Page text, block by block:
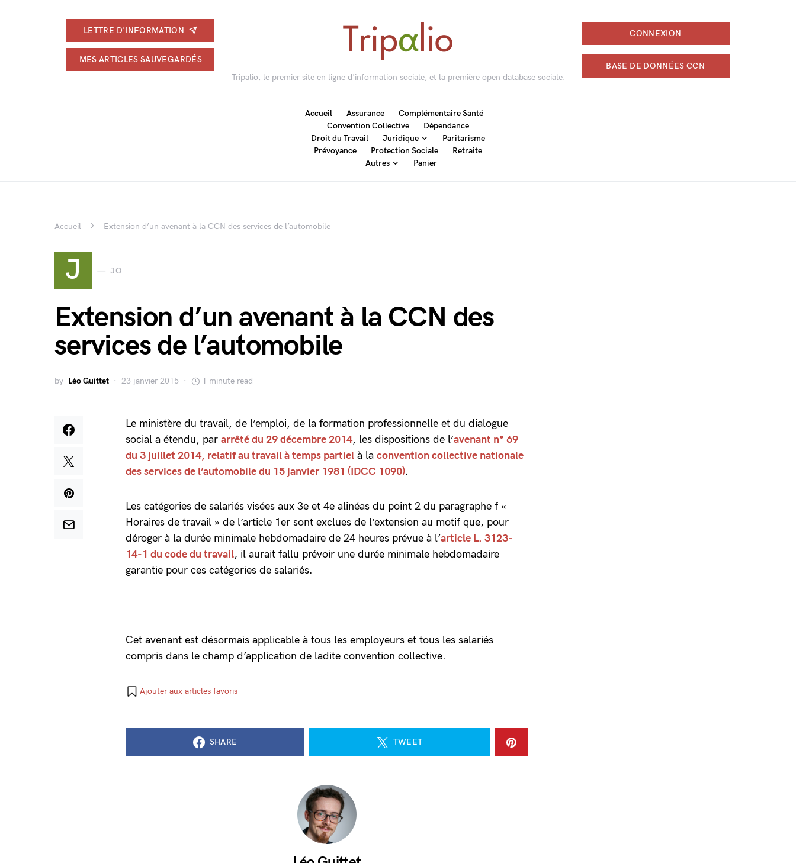
LETTRE D'INFORMATION
MES ARTICLES SAUVEGARDÉS
Tripalio, le premier site en ligne d'information sociale, et la première open database sociale.
CONNEXION
BASE DE DONNÉES CCN
Accueil Assurance
Complémentaire Santé
Convention Collective
Dépendance
Droit du Travail
Juridique
Paritarisme
Prévoyance
Protection Sociale
Retraite
Autres
Panier
Accueil Extension d’un avenant à la CCN des services de l’automobile
J JO
Extension d’un avenant à la CCN des
services de l’automobile
by Léo Guittet 23 janvier 2015 1 minute read
Le ministère du travail, de l’emploi, de la formation professionnelle et du dialogue
social a étendu, par arrêté du 29 décembre 2014, les dispositions de l’avenant n° 69
du 3 juillet 2014, relatif au travail à temps partiel à la convention collective nationale
des services de l’automobile du 15 janvier 1981 (IDCC 1090).
Les catégories de salariés visées aux 3e et 4e alinéas du point 2 du paragraphe f «
Horaires de travail » de l’article 1er sont exclues de l’extension au motif que, pour
déroger à la durée minimale hebdomadaire de 24 heures prévue à l’article L. 3123-
14-1 du code du travail, il aurait fallu prévoir une durée minimale hebdomadaire
garantie pour ces catégories de salariés.
Cet avenant est désormais applicable à tous les employeurs et tous les salariés
compris dans le champ d’application de ladite convention collective.
Ajouter aux articles favoris
SHARE TWEET